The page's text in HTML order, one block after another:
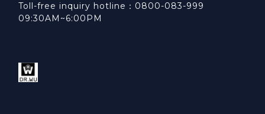
Toll-free inquiry hotline：0800-083-999
09:30AM~6:00PM